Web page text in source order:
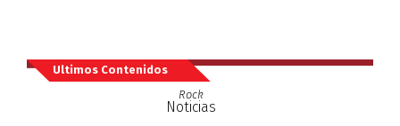
Ultimos Contenidos
Rock
Noticias